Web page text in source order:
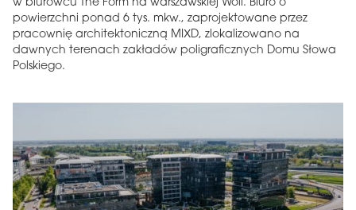
w biurowcu The Form na warszawskiej Woli. Biuro o
powierzchni ponad 6 tys. mkw., zaprojektowane przez
pracownię architektoniczną MIXD, zlokalizowano na
dawnych terenach zakładów poligraficznych Domu Słowa
Polskiego.